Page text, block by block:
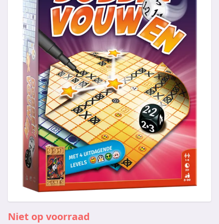
Niet op voorraad